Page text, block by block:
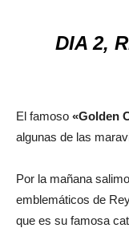
DIA 2,
El famoso «Golden
algunas de las
Por la mañana
emblemáticos de
que es su famosa